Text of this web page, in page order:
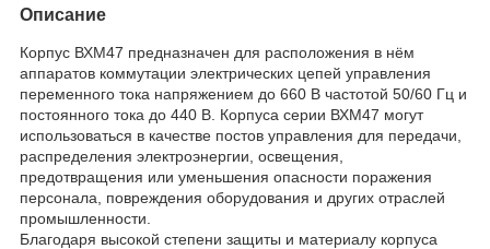
Описание
Корпус ВХМ47 предназначен для расположения в нём
аппаратов коммутации электрических цепей управления
переменного тока напряжением до 660 В частотой 50/60 Гц и
постоянного тока до 440 В. Корпуса серии ВХМ47 могут
использоваться в качестве постов управления для передачи,
распределения электроэнергии, освещения,
предотвращения или уменьшения опасности поражения
персонала, повреждения оборудования и других отраслей
промышленности.
Благодаря высокой степени защиты и материалу корпуса